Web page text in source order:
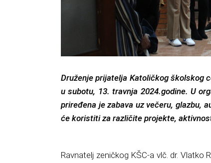
Druženje prijatelja Katoličkog školskog
u subotu, 13. travnja 2024.godine. U
priređena je zabava uz večeru, glazbu,
će koristiti za različite projekte,
Ravnatelj zeničkog KŠC-a vlč. dr.